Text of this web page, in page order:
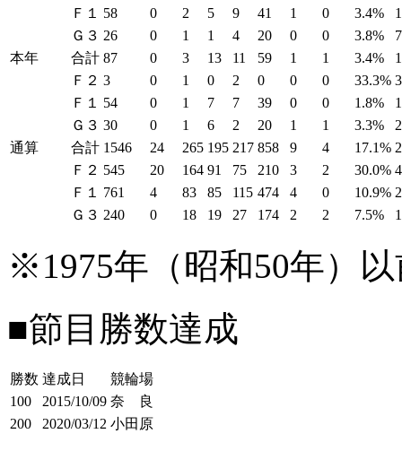
Ｆ１
58 0 2 5 9 41 1 0 3.4%
Ｇ３ 26 0 1 1 4 20 0 0 3.8%
本年
合計 87 0 3 13 11 59 1 1 3.4%
Ｆ２ 3 0 1 0 2 0 0 0 33.3%
Ｆ１
54 0 1 7 7 39 0 0 1.8%
Ｇ３ 30 0 1 6 2 20 1 1 3.3%
通算
合計 1546 24 265 195 217 858 9 4 17.1%
Ｆ２ 545 20 164 91 75 210 3 2 30.0%
Ｆ１
761 4 83 85 115 474 4 0 10.9%
Ｇ３ 240 0 18 19 27 174 2 2 7.5%
※1975年（昭和50年）
■節目勝数達成
勝数 達成日
競輪場
100
2015/10/09 奈 良
200
2020/03/12 小田原